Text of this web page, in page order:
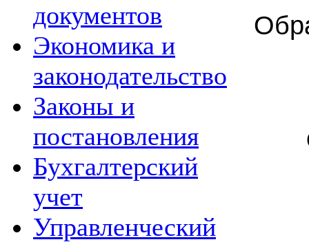
документов
Экономика и
законодательство
Законы и
постановления
Бухгалтерский
учет
Управленческий